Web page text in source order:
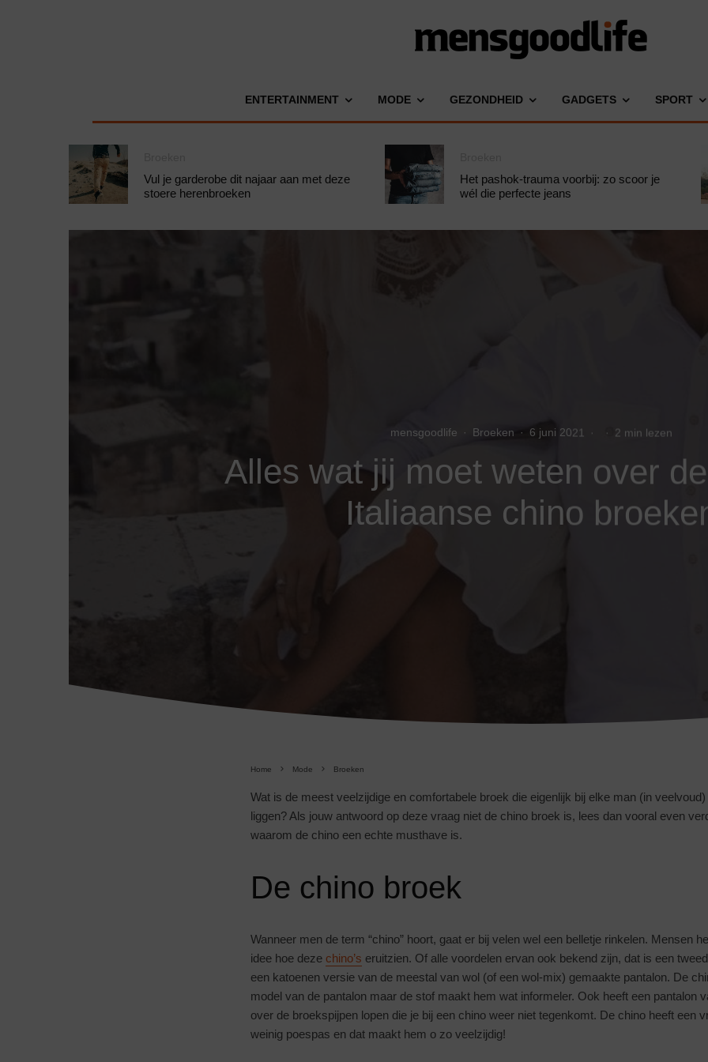
ENTERTAINMENT MODE GEZONDHEID GADGETS SPORT
Vul je garderobe dit najaar aan met deze
stoere herenbroeken
Het pashok-trauma voorbij: zo scoor je
wél die perfecte jeans
mensgoodlife · Broeken · 6 juni 2021 · · 2 min lezen
Alles wat jij moet weten over
Italiaanse chino
Home Mode Broeken
Wat is de meest veelzijdige en comfortabele broek die eigenlijk bij elke man (in
liggen? Als jouw antwoord op deze vraag niet de chino broek is, lees dan vooral even
waarom de chino een echte musthave is.
De chino broek
Wanneer men de term “chino” hoort, gaat er bij velen wel een belletje rinkelen. Mensen
idee hoe deze chino’s eruitzien. Of alle voordelen ervan ook bekend zijn, dat is een
een katoenen versie van de meestal van wol (of een wol-mix) gemaakte pantalon. De
model van de pantalon maar de stof maakt hem wat informeler. Ook heeft een pantalon
over de broekspijpen lopen die je bij een chino weer niet tegenkomt. De chino heeft een
weinig poespas en dat maakt hem o zo veelzijdig!